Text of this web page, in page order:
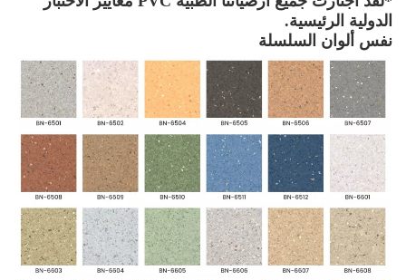
الدولية الرئيسية.
نفس ألوان السلسلة